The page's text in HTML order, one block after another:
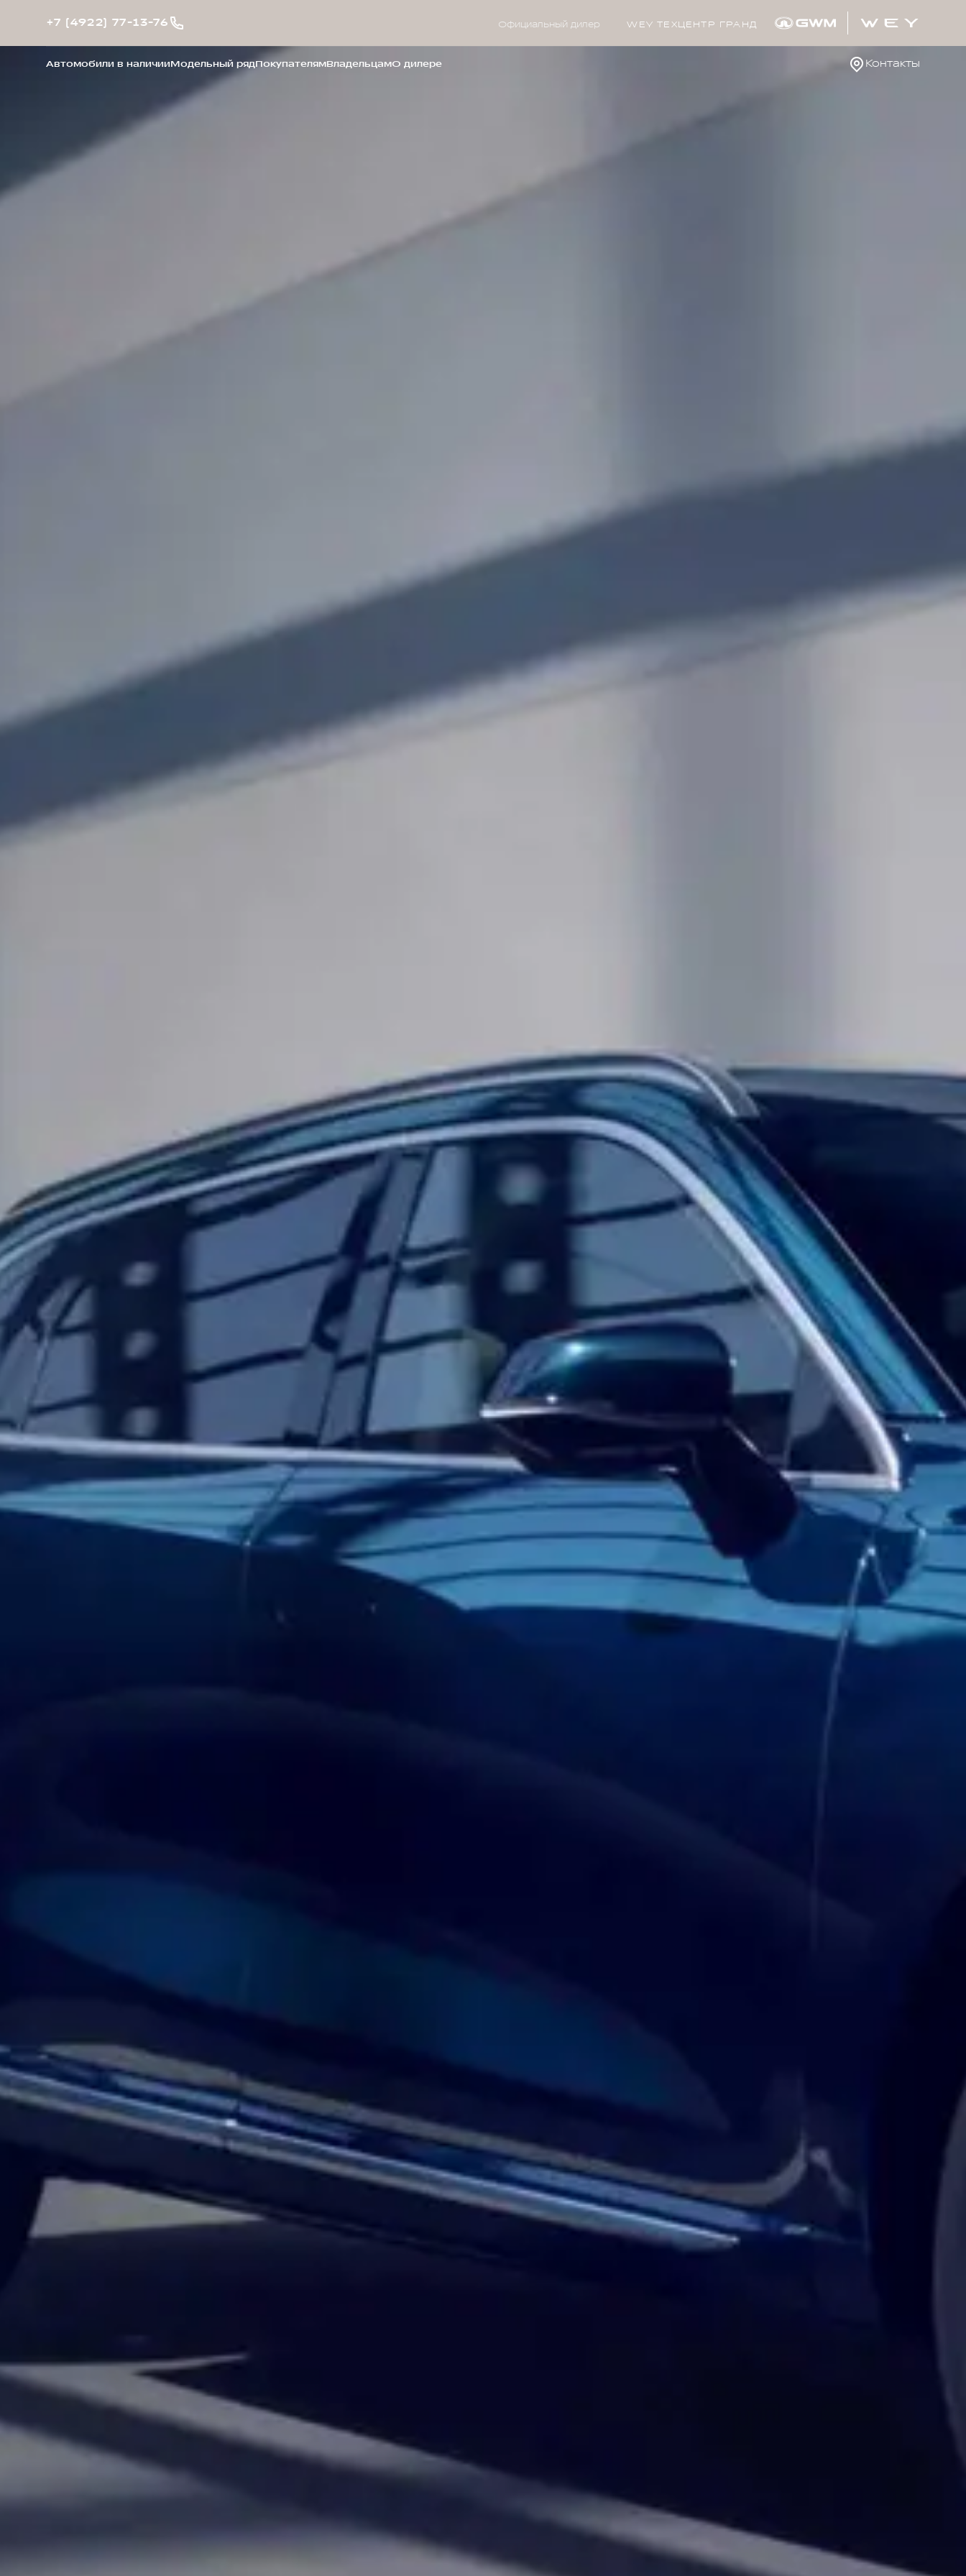
Официальный дилер WEY ТЕХЦЕНТР ГРАНД
Контакты
+7 (4922) 77-13-76
Автомобили в наличииМодельный рядПокупателямВладельцамО дилере